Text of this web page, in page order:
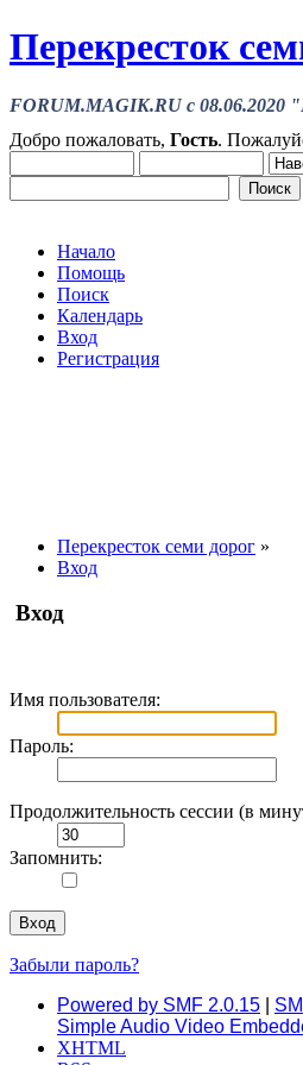
Перекресток
FORUM.MAGIK.RU c 08.06.2020
Добро пожаловать, Гость.
Начало
Помощь
Поиск
Календарь
Вход
Регистрация
Перекресток семи дорог »
Вход
Вход
Имя пользователя:
Пароль:
Продолжительность сессии (в
Запомнить:
Забыли пароль?
Powered by SMF 2.0.15
Simple Audio Video
XHTML